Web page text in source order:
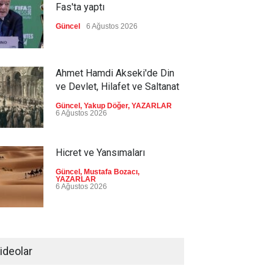
Fas'ta yaptı
Güncel 6 Ağustos 2026
Ahmet Hamdi Akseki'de Din
ve Devlet, Hilafet ve Saltanat
Güncel , Yakup Döğer, YAZARLAR
6 Ağustos 2026
Hicret ve Yansımaları
Güncel , Mustafa Bozacı,
YAZARLAR
6 Ağustos 2026